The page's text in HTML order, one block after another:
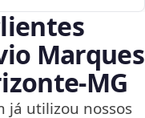
Marques
já utilizou nossos